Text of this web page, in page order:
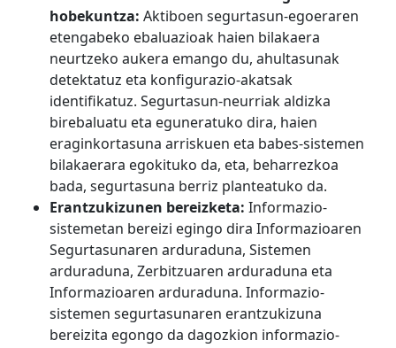
hobekuntza: Aktiboen segurtasun-egoeraren
etengabeko ebaluazioak haien bilakaera
neurtzeko aukera emango du, ahultasunak
detektatuz eta konfigurazio-akatsak
identifikatuz. Segurtasun-neurriak aldizka
birebaluatu eta eguneratuko dira, haien
eraginkortasuna arriskuen eta babes-sistemen
bilakaerara egokituko da, eta, beharrezkoa
bada, segurtasuna berriz planteatuko da.
Erantzukizunen bereizketa: Informazio-
sistemetan bereizi egingo dira Informazioaren
Segurtasunaren arduraduna, Sistemen
arduraduna, Zerbitzuaren arduraduna eta
Informazioaren arduraduna. Informazio-
sistemen segurtasunaren erantzukizuna
bereizita egongo da dagozkion informazio-